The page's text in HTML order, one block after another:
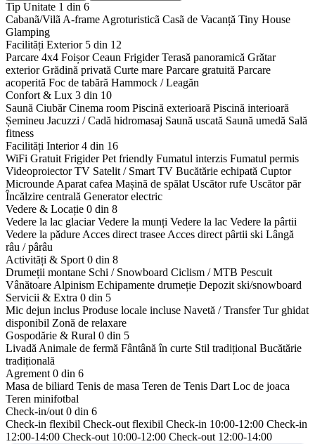
Tip Unitate 1 din 6
Cabanã/Vilã A-frame Agroturisticã Casã de Vacanță Tiny House
Glamping
Facilități Exterior 5 din 12
Parcare 4x4 Foișor Ceaun Frigider Terasă panoramică Grătar
exterior Grădină privată Curte mare Parcare gratuită Parcare
acoperită Foc de tabără Hammock / Leagăn
Confort & Lux 3 din 10
Saună Ciubăr Cinema room Piscină exterioară Piscină interioară
Șemineu Jacuzzi / Cadă hidromasaj Saună uscată Saună umedă Sală
fitness
Facilități Interior4 din 16
WiFi Gratuit Frigider Pet friendly Fumatul interzis Fumatul permis
Videoproiector TV Satelit / Smart TV Bucătărie echipată Cuptor
Microunde Aparat cafea Mașină de spălat Uscător rufe Uscător păr
Încălzire centrală Generator electric
Vedere & Locație 0 din 8
Vedere la lac glaciar Vedere la munți Vedere la lac Vedere la pârtii
Vedere la pădure Acces direct trasee Acces direct pârtii ski Lângă
râu / pârâu
Activități & Sport 0 din 8
Drumeții montane Schi / Snowboard Ciclism / MTB Pescuit
Vânătoare Alpinism Echipamente drumeție Depozit ski/snowboard
Servicii & Extra 0 din 5
Mic dejun inclus Produse locale incluse Navetă / Transfer Tur ghidat
disponibil Zonă de relaxare
Gospodărie & Rural 0 din 5
Livadă Animale de fermă Fântână în curte Stil tradițional Bucătărie
tradițională
Agrement 0 din 6
Masa de biliard Tenis de masa Teren de Tenis Dart Loc de joaca
Teren minifotbal
Check-in/out 0 din 6
Check-in flexibil Check-out flexibil Check-in 10:00-12:00 Check-in
12:00-14:00 Check-out 10:00-12:00 Check-out 12:00-14:00